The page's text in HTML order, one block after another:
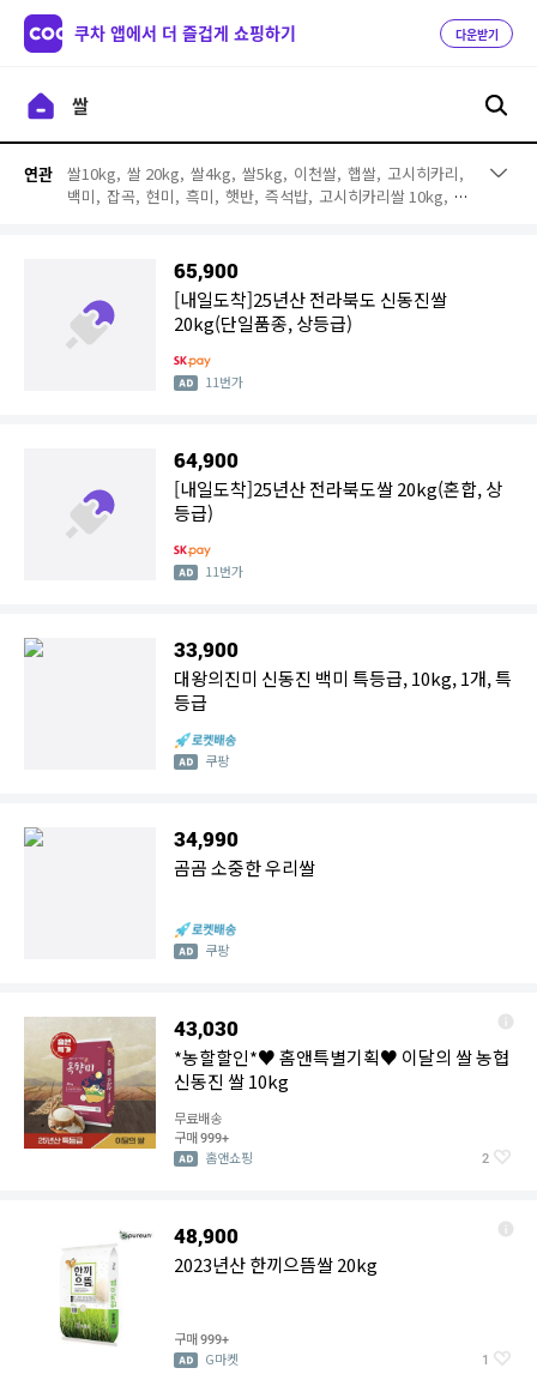
쿠차 앱에서 더 즐겁게 쇼핑하기 다운받기
연관 쌀10kg, 쌀 20kg, 쌀4kg, 쌀5kg, 이천쌀, 햅쌀, 고시히카리,
백미, 잡곡, 현미, 흑미, 햇반, 즉석밥, 고시히카리쌀 10kg, 경
65,900
[내일도착]25년산 전라북도 신동진쌀
20kg(단일품종, 상등급)
11번가
64,900
[내일도착]25년산 전라북도쌀 20kg(혼합, 상
등급)
11번가
33,900
대왕의진미 신동진 백미 특등급, 10kg, 1개, 특
등급
쿠팡
34,990
곰곰 소중한 우리쌀
쿠팡
43,030
*농할할인*♥ 홈앤특별기획♥ 이달의 쌀 농협
신동진 쌀 10kg
무료배송
구매999+
홈앤쇼핑 2
48,900
2023년산 한끼으뜸쌀 20kg
구매999+
G마켓 1